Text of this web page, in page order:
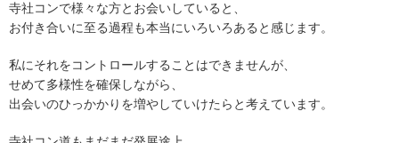
寺社コンで様々な方とお会いしていると、
お付き合いに至る過程も本当にいろいろあると感じます。
私にそれをコントロールすることはできませんが、
せめて多様性を確保しながら、
出会いのひっかかりを増やしていけたらと考えています。